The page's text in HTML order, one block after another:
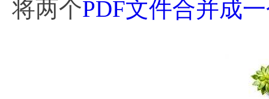
将两个PDF文件合并成